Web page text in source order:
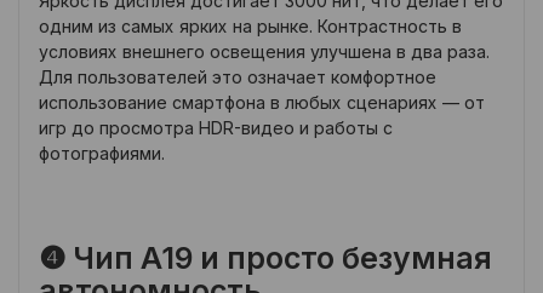
одним из самых ярких на рынке. Контрастность в
условиях внешнего освещения улучшена в два раза.
Для пользователей это означает комфортное
использование смартфона в любых сценариях — от
игр до просмотра HDR-видео и работы с
фотографиями.
❹ Чип A19 и просто безумная